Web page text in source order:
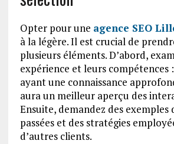
Opter pour une agence SEO
à la légère. Il est crucial de
plusieurs éléments. D’abord,
expérience et leurs compétences
ayant une connaissance
aura un meilleur aperçu des
Ensuite, demandez des exemples
passées et des stratégies
d’autres clients.